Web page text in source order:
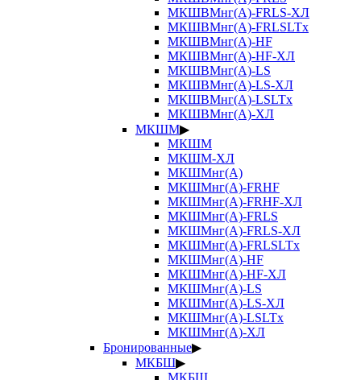
МКШВМнг(А)-FRLS-ХЛ
МКШВМнг(А)-FRLSLTx
МКШВМнг(А)-HF
МКШВМнг(А)-HF-ХЛ
МКШВМнг(А)-LS
МКШВМнг(А)-LS-ХЛ
МКШВМнг(А)-LSLTx
МКШВМнг(А)-ХЛ
МКШМ▶
МКШМ
МКШМ-ХЛ
МКШМнг(А)
МКШМнг(А)-FRHF
МКШМнг(А)-FRHF-ХЛ
МКШМнг(А)-FRLS
МКШМнг(А)-FRLS-ХЛ
МКШМнг(А)-FRLSLTx
МКШМнг(А)-HF
МКШМнг(А)-HF-ХЛ
МКШМнг(А)-LS
МКШМнг(А)-LS-ХЛ
МКШМнг(А)-LSLTx
МКШМнг(А)-ХЛ
Бронированные▶
МКБШ▶
МКБШ